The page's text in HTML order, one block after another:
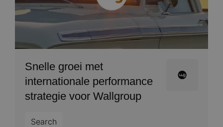
Snelle groei met
internationale performance
strategie voor Wallgroup
Search
Image